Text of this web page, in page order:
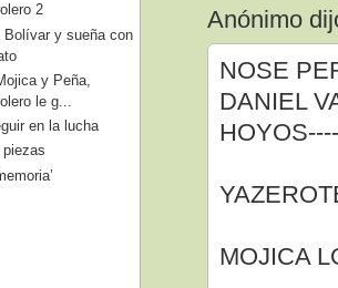
Anónimo
NOSE
DANIEL
MOJICA
2
Bolívar y sueña con
y Peña,
le g...
en la lucha